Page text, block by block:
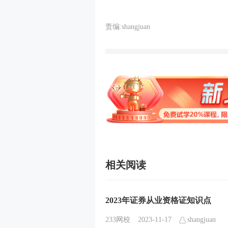
责编:shangjuan
相关阅读
2023年证券从业资格证知识点
233网校 2023-11-17 shangjuan